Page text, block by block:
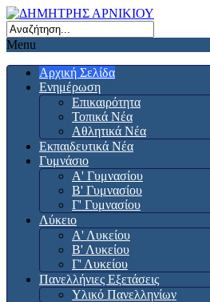
Menu
Αρχική Σελίδα
Ενημέρωση
Επικαιρότητα
Τοπικά Νέα
Αθλητικά Νέα
Εκπαιδευτικά Νέα
Γυμνάσιο
Α' Γυμνασίου
Β' Γυμνασίου
Γ' Γυμνασίου
Λύκειο
Α' Λυκείου
Β' Λυκείου
Γ' Λυκείου
Πανελλήνιες Εξετάσεις
Υλικό Πανελληνίων